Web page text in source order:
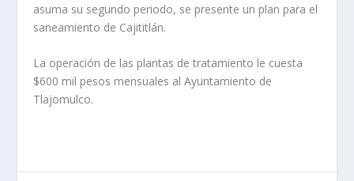
asuma su segundo periodo, se presente un plan para el
saneamiento de Cajititlán.
La operación de las plantas de tratamiento le cuesta
$600 mil pesos mensuales al Ayuntamiento de
Tlajomulco.